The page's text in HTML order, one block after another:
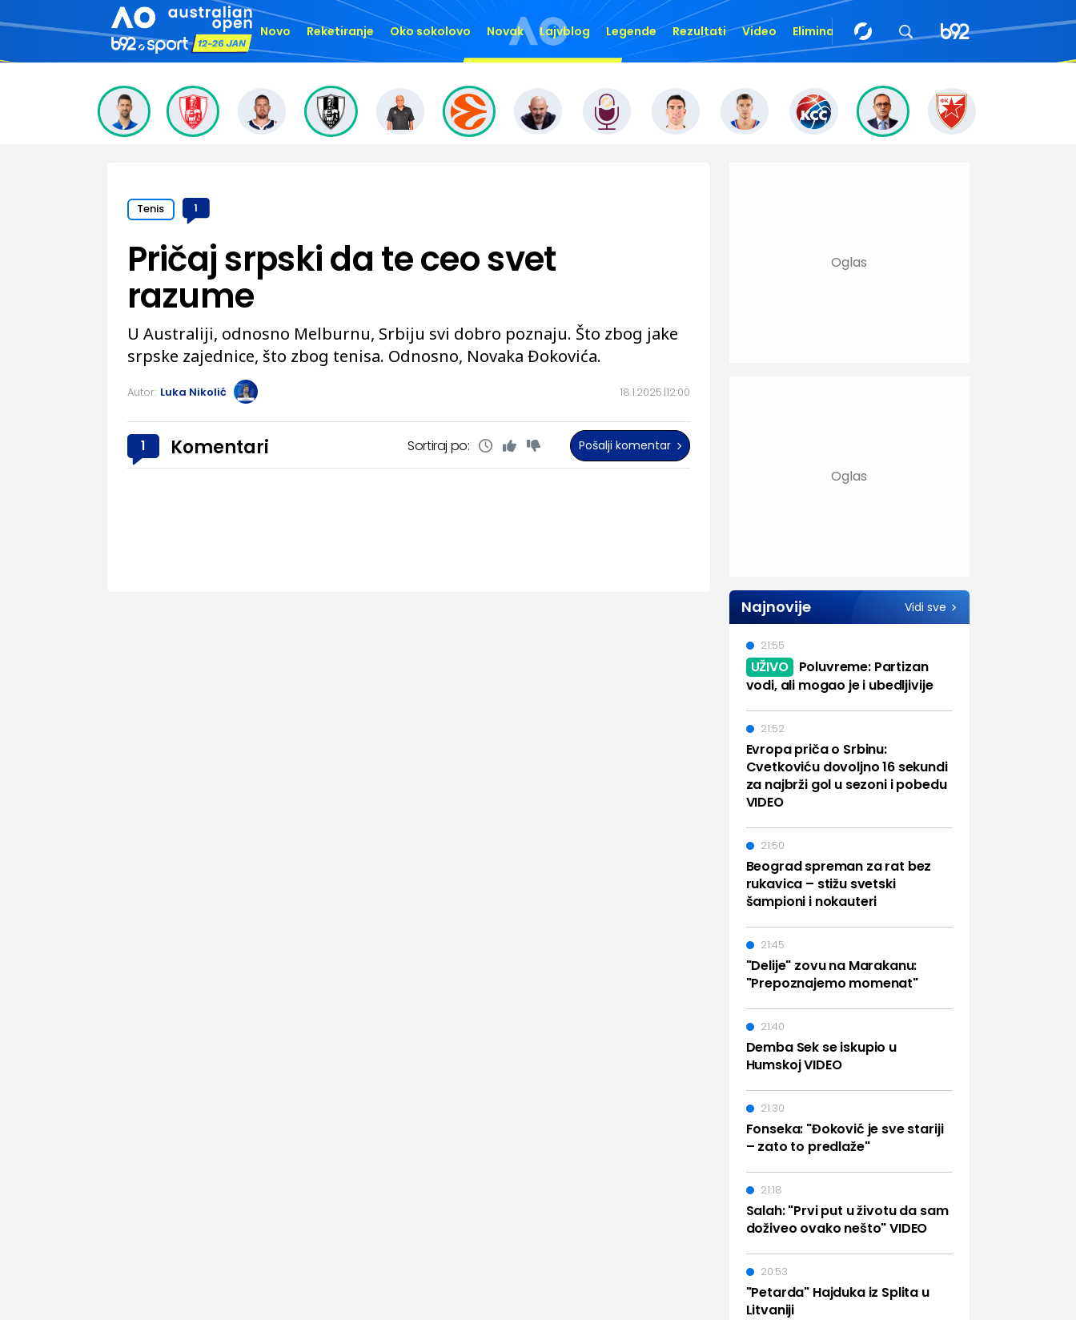
Novo Reketiranje Oko sokolovo Novak Lajvblog Legende Rezultati Video Eliminacije
Tenis 1
18.1.2025. 12:00
Pričaj srpski da te ceo svet
razume
U Australiji, odnosno Melburnu, Srbiju svi dobro poznaju. Što zbog jake
srpske zajednice, što zbog tenisa. Odnosno, Novaka Đokovića.
Autor: Luka Nikolić
1 Komentari Sortiraj po: Pošalji komentar
Najnovije Vidi sve
UŽIVO
Poluvreme: Partizan
vodi, ali mogao je i ubedljivije
21:55
Evropa priča o Srbinu:
Cvetkoviću dovoljno 16 sekundi
za najbrži gol u sezoni i pobedu
VIDEO
21:52
Beograd spreman za rat bez
rukavica – stižu svetski
šampioni i nokauteri
21:50
"Delije" zovu na Marakanu:
"Prepoznajemo momenat"
21:45
Demba Sek se iskupio u
Humskoj VIDEO
21:40
Fonseka: "Đoković je sve stariji
– zato to predlaže"
21:30
Salah: "Prvi put u životu da sam
doživeo ovako nešto" VIDEO
21:18
"Petarda" Hajduka iz Splita u
Litvaniji
20:53